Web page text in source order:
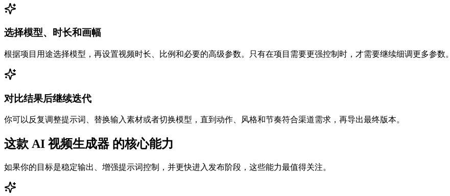
选择模型、时长和画幅
根据项目用途选择模型，再设置视频时长、比例和必要的高级参数。只有在项目需要更强控制时，才需要继续细调更多参数。
对比结果后继续迭代
你可以反复调整提示词、替换输入素材或者切换模型，直到动作、风格和节奏符合渠道需求，再导出最终版本。
这款 AI 视频生成器 的核心能力
如果你的目标是稳定输出、增强提示词控制，并更快进入发布阶段，这些能力最值得关注。